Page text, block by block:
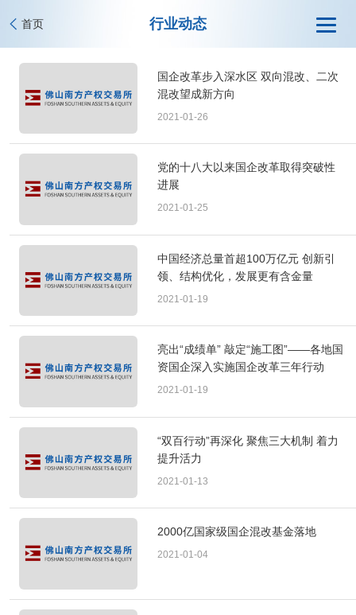
首页 行业动态
国企改革步入深水区 双向混改、二次
混改望成新方向
2021-01-26
党的十八大以来国企改革取得突破性
进展
2021-01-25
中国经济总量首超100万亿元 创新引
领、结构优化，发展更有含金量
2021-01-19
亮出“成绩单” 敲定“施工图”——各地国
资国企深入实施国企改革三年行动
2021-01-19
“双百行动”再深化 聚焦三大机制 着力
提升活力
2021-01-13
2000亿国家级国企混改基金落地
2021-01-04